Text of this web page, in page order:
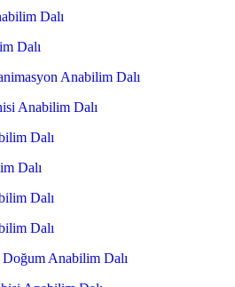
Dalı
Dalı
Anabilim Dalı
Anabilim Dalı
Dalı
Dalı
Dalı
Dalı
Doğum Anabilim Dalı